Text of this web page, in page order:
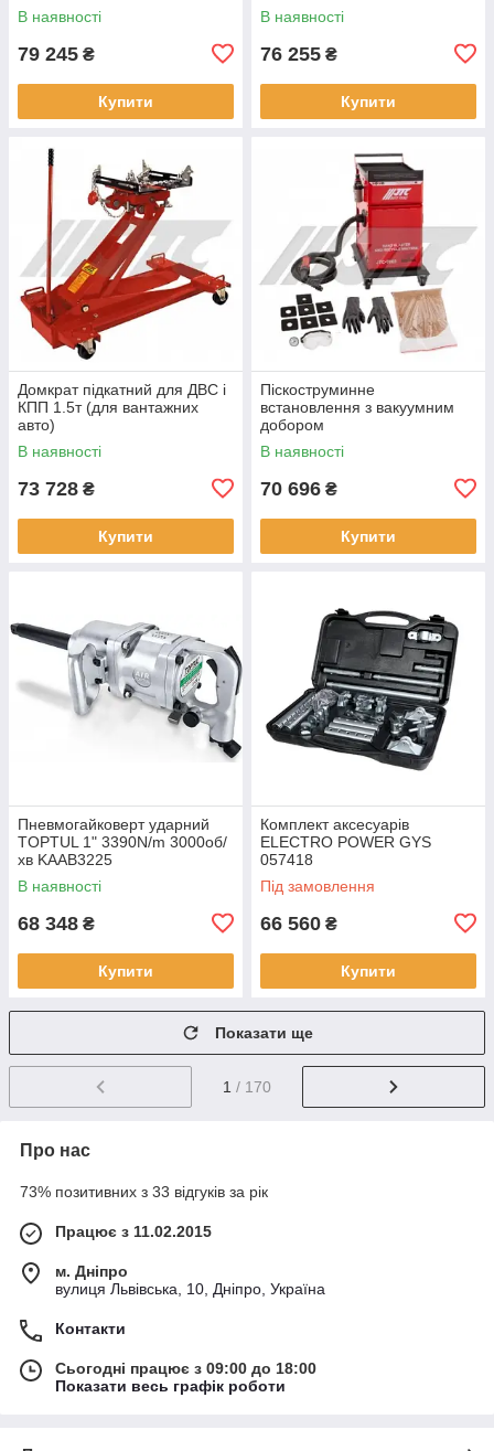
В наявності
79 245 ₴
Купити
В наявності
76 255 ₴
Купити
Домкрат підкатний для ДВС і
КПП 1.5т (для вантажних
авто)
В наявності
73 728 ₴
Купити
Піскоструминне
встановлення з вакуумним
добором
В наявності
70 696 ₴
Купити
Пневмогайковерт ударний
TOPTUL 1" 3390N/m 3000об/
хв KAAB3225
В наявності
68 348 ₴
Купити
Комплект аксесуарів
ELECTRO POWER GYS
057418
Під замовлення
66 560 ₴
Купити
Показати ще
1 / 170
Про нас
73% позитивних з 33 відгуків за рік
Працює з 11.02.2015
м. Дніпро
вулиця Львівська, 10, Дніпро, Україна
Контакти
Сьогодні працює з 09:00 до 18:00
Показати весь графік роботи